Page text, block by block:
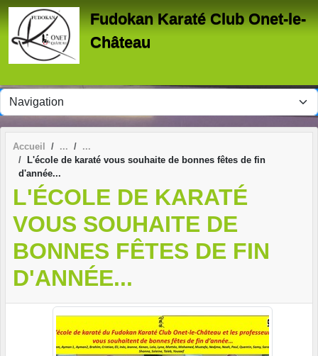
Fudokan Karaté Club Onet-le-
Château
Accueil
L'école de karaté vous souhaite de bonnes fêtes de fin
d'année...
L'ÉCOLE DE KARATÉ
VOUS SOUHAITE DE
BONNES FÊTES DE FIN
D'ANNÉE...
Panneau de gestion des cookies